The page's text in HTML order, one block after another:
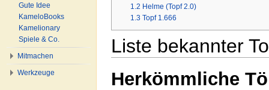
1.2 Helme (Topf 2.0)
1.3 Topf 1.666
Liste bekannter
Herkömmliche
Gute Idee
KameloBooks
Kamelionary
Spiele & Co.
Mitmachen
Werkzeuge